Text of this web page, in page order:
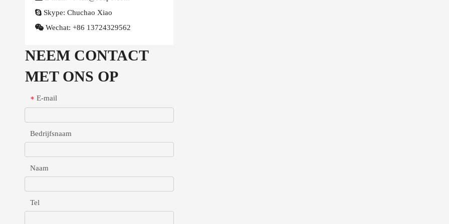
 Skype: Chuchao Xiao
 Wechat: +86 13724329562
NEEM CONTACT
MET ONS OP
* E-mail
Bedrijfsnaam
Naam
Tel